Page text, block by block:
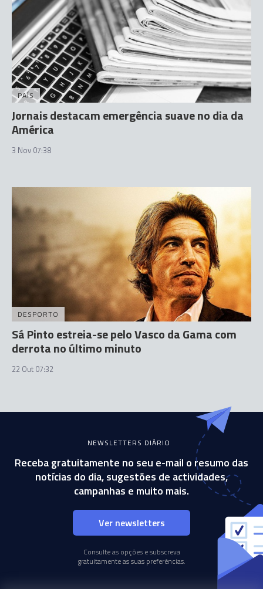
PAÍS
Jornais destacam emergência suave no dia da
América
3 Nov 07:38
DESPORTO
Sá Pinto estreia-se pelo Vasco da Gama com
derrota no último minuto
22 Out 07:32
NEWSLETTERS DIÁRIO
Receba gratuitamente no seu e-mail o resumo das
notícias do dia, sugestões de actividades,
campanhas e muito mais.
Ver newsletters
Consulte as opções e subscreva
gratuitamente as suas preferências.